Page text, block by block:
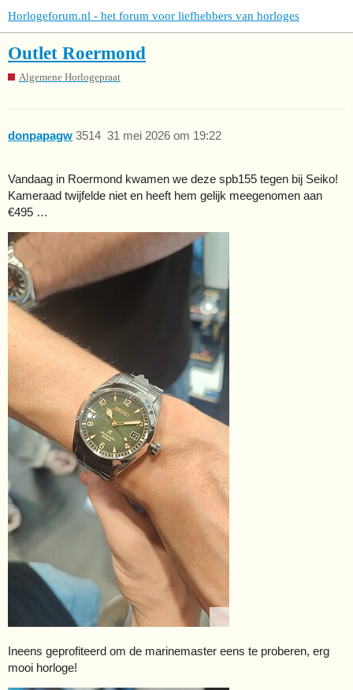
Horlogeforum.nl - het forum voor liefhebbers van horloges
Outlet Roermond
Algemene Horlogepraat
donpapagw 31 mei 2026 om 19:22
3514
Vandaag in Roermond kwamen we deze spb155 tegen bij Seiko!
Kameraad twijfelde niet en heeft hem gelijk meegenomen aan
€495 …
Ineens geprofiteerd om de marinemaster eens te proberen, erg
mooi horloge!